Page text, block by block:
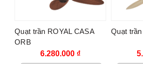
Quạt trần ROYAL CASA
ORB
6.280.000 ₫
Quạt